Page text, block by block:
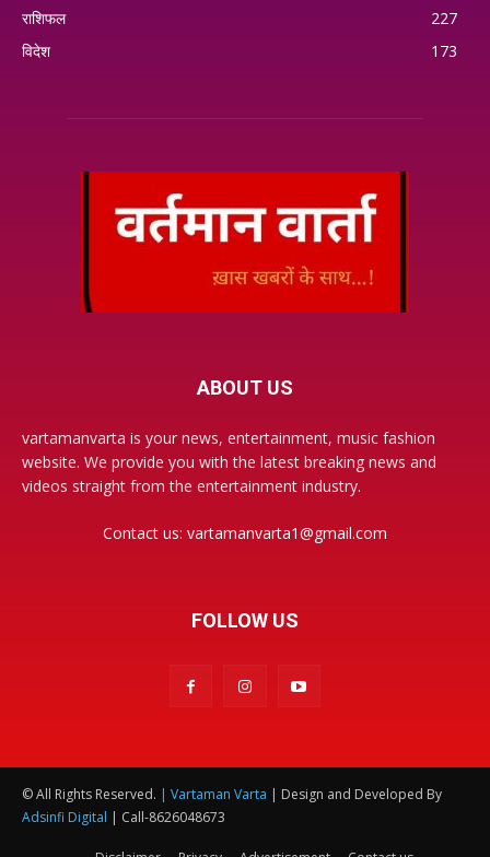
राशिफल
227
विदेश
173
ABOUT US
vartamanvarta is your news, entertainment, music fashion
website. We provide you with the latest breaking news and
videos straight from the entertainment industry.
Contact us: vartamanvarta1@gmail.com
FOLLOW US
© All Rights Reserved. | Vartaman Varta | Design and Developed By
Adsinfi Digital | Call-8626048673